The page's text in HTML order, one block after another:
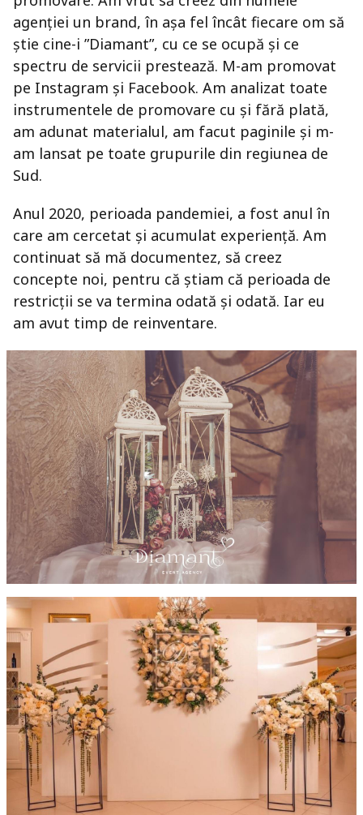
agenției un brand, în așa fel încât fiecare om să
știe cine-i ”Diamant”, cu ce se ocupă și ce
spectru de servicii prestează. M-am promovat
pe Instagram și Facebook. Am analizat toate
instrumentele de promovare cu și fără plată,
am adunat materialul, am facut paginile și m-
am lansat pe toate grupurile din regiunea de
Sud.
Anul 2020, perioada pandemiei, a fost anul în
care am cercetat și acumulat experiență. Am
continuat să mă documentez, să creez
concepte noi, pentru că știam că perioada de
restricții se va termina odată și odată. Iar eu
am avut timp de reinventare.